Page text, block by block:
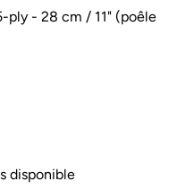
ply - 28 cm / 11" (poêle
disponible